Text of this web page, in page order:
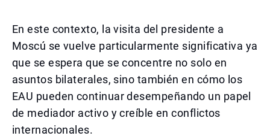
En este contexto, la visita del presidente a
Moscú se vuelve particularmente significativa ya
que se espera que se concentre no solo en
asuntos bilaterales, sino también en cómo los
EAU pueden continuar desempeñando un papel
de mediador activo y creíble en conflictos
internacionales.